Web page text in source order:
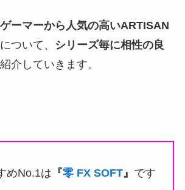
ゲーマーから人気の高いARTISAN
について、
シリーズ毎に相性の良
介していきます。
めNo.1は 『零 FX SOFT』 です